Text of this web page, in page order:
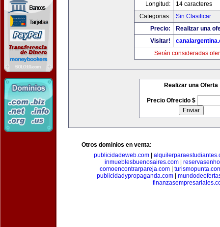
Longitud:
14 caracteres
Categorias:
Sin Clasificar
Precio:
Realizar una
Visitar!
Serán consideradas
Realizar una Oferta
Precio Ofrecido $
Otros dominios en venta:
publicidadeweb.com|
inmueblesbuenosaires.com|
comoencontrarpareja.com
publicidadypropaganda.com|